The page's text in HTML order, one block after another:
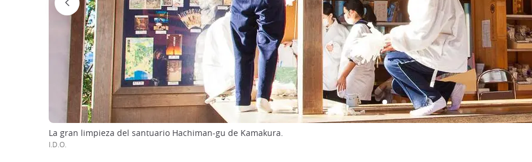
La gran limpieza del santuario Hachiman-gu de Kamakura.
I.D.O.